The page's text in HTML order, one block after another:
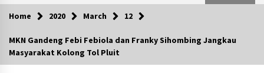
Home 2020 March 12
MKN Gandeng Febi Febiola dan Franky Sihombing Jangkau
Masyarakat Kolong Tol Pluit